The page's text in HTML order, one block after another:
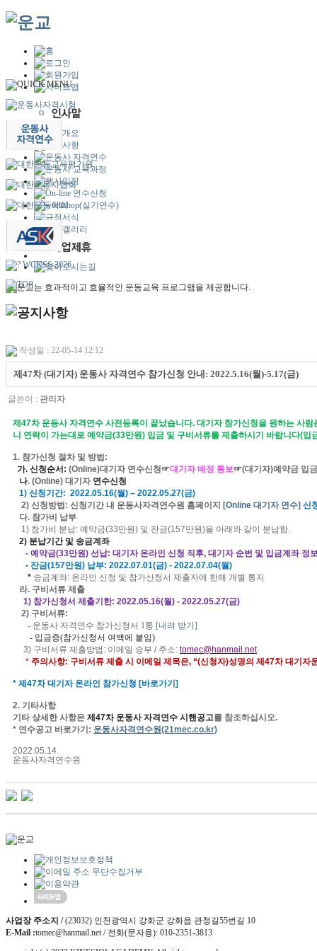
작성일 : 22-05-14 12:12
제47차 (대기자) 운동사 자격연수 참가신청 안내: 2022.5.16(월)-5.17(금)
글쓴이 : 관리자
제 47차 운동사 자격연수 사전등록이 끝났습니다. 대기자 참가신청을 원하는 사
니 연락이 가는대로 예약금(33만원) 입금 및 구비서류를 제출하시기 바랍니다(
1. 참가신청 절차 및 방법 :
가. 신청순서 : (Online)대기자 연수신청☞대기자 배정 통보☞(대기자)예약금 입
나. (Online) 대기자 연수신청
1) 신청기간: 2022.05.16(월) – 2022.05.27(금)
2) 신청방법 : 신청기간 내 운동사자격연수원 홈페이지 [Online 대기자 연수] 신
다. 참가비 납부
1) 참가비 분납: 예약금(33만원) 및 잔금(157만원)을 아래와 같이 분납함.
2) 분납기간 및 송금계좌
- 예약금(33만원) 선납: 대기자 온라인 신청 직후, 대기자 순번 및 입금계좌 정
- 잔금(157만원) 납부: 2022.07.01(금) - 2022.07.04(월)
* 송금계좌: 온라인 신청 및 참가신청서 제출자에 한해 개별 통지
라. 구비서류 제출
1) 참가신청서 제출기한: 2022.05.16(월) - 2022.05.27(금)
2) 구비서류:
- 운동사 자격연수 참가신청서 1통 [내려 받기 ]
- 입금증(참가신청서 여백에 붙임)
3) 구비서류 제출방법 : 이메일 송부 / 주소: tomec@hanmail.net
* 주의사항: 구비서류 제출 시 이메일 제목은, “(신청자)성명의 제 47차 대기자
* 제 47차 대기자 온라인 참가신청 [바로가기 ]
2. 기타사항
기타 상세한 사항은 제 47차 운동사 자격연수 시핸공고를 참조하십시오.
* 연수공고 바로가기 : 운동사자격연수원(21mec.co.kr)
2022.05.14.
운동사자격연수원
사업장 주소지 /(23032) 인천광역시 강화군 강화읍 관청길55번길 10
E-Mail :tomec@hanmail.net / 전화(문자용): 010-2351-3813